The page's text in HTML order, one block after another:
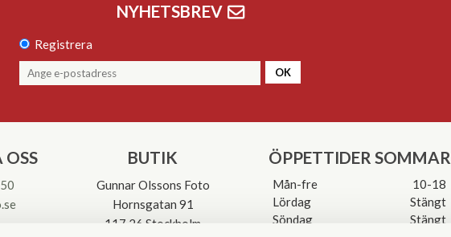
NYHETSBREV
Registrera
OK
BUTIK
Gunnar Olssons Foto
Hornsgatan 91
117 26 Stockholm
ÖPPETTIDER SOMMAR
Mån-fre
10-18
Lördag
Stängt
Söndag
Stängt